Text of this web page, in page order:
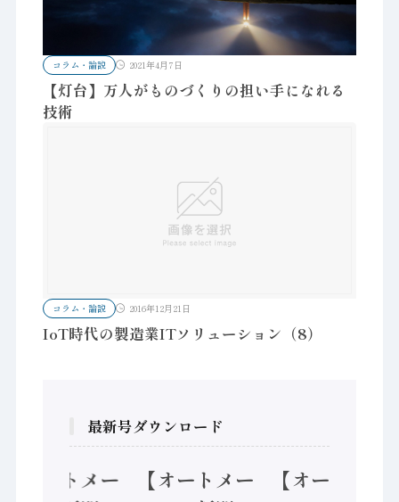
コラム・論説 2021年4月7日
【灯台】万人がものづくりの担い手になれる
技術
コラム・論説 2016年12月21日
IoT時代の製造業ITソリューション（8）
最新号ダウンロード
【オートメー
【オートメー